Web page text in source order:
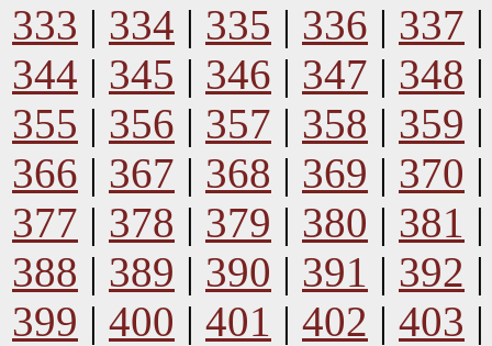
333 | 334 | 335 | 336 | 337
344 | 345 | 346 | 347 | 348
355 | 356 | 357 | 358 | 359
366 | 367 | 368 | 369 | 370
377 | 378 | 379 | 380 | 381
388 | 389 | 390 | 391 | 392
399 | 400 | 401 | 402 | 403